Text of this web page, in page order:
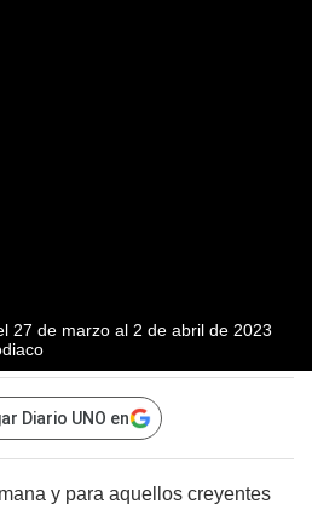
27 de marzo al 2 de abril de 2023
Diario UNO en
y para aquellos creyentes